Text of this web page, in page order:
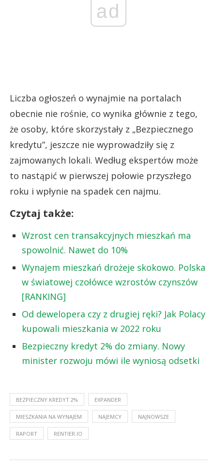
ad
Liczba ogłoszeń o wynajmie na portalach
obecnie nie rośnie, co wynika głównie z tego,
że osoby, które skorzystały z „Bezpiecznego
kredytu”, jeszcze nie wyprowadziły się z
zajmowanych lokali. Według ekspertów może
to nastąpić w pierwszej połowie przyszłego
roku i wpłynie na spadek cen najmu.
Czytaj także:
Wzrost cen transakcyjnych mieszkań ma
spowolnić. Nawet do 10%
Wynajem mieszkań drożeje skokowo. Polska
w światowej czołówce wzrostów czynszów
[RANKING]
Od dewelopera czy z drugiej ręki? Jak Polacy
kupowali mieszkania w 2022 roku
Bezpieczny kredyt 2% do zmiany. Nowy
minister rozwoju mówi ile wyniosą odsetki
BEZPIECZNY KREDYT 2% EXPANDER
MIESZKANIA NA WYNAJEM NAJEMCY NAJNOWSZE
RAPORT RENTIER.IO